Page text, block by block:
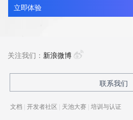
最近查询
最近查询
立即体验
关注我们： 新浪微博
联系我们
文档 | 开发者社区 | 天池大赛 | 培训与认证